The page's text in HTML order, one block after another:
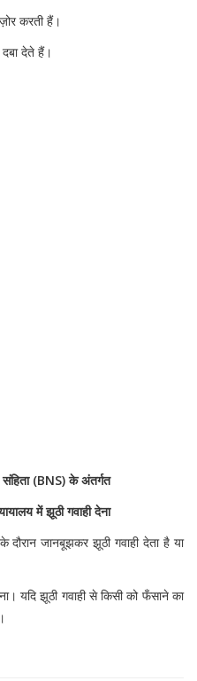
करती हैं।
देते हैं।
संहिता (BNS) के अंतर्गत
में झूठी गवाही देना
के दौरान जानबूझकर झूठी गवाही देता है या
यदि झूठी गवाही से किसी को फँसाने का